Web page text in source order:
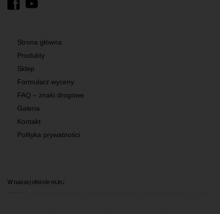
Strona główna
Produkty
Sklep
Formularz wyceny
FAQ – znaki drogowe
Galeria
Kontakt
Polityka prywatności
W naszej ofercie m.in.: